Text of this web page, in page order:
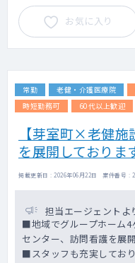
◇
◇
◇
45
を
お気に入り
常勤 老健・介護医療院
時短勤務可
60代以上歓迎
【芽室町×老健
を展開しておりま
掲載更新日 : 2026年06月22日 案件番号 :
担当エージェントよ
■地域でグループホーム4
センター、訪問看護を展
■スタッフも充実してお